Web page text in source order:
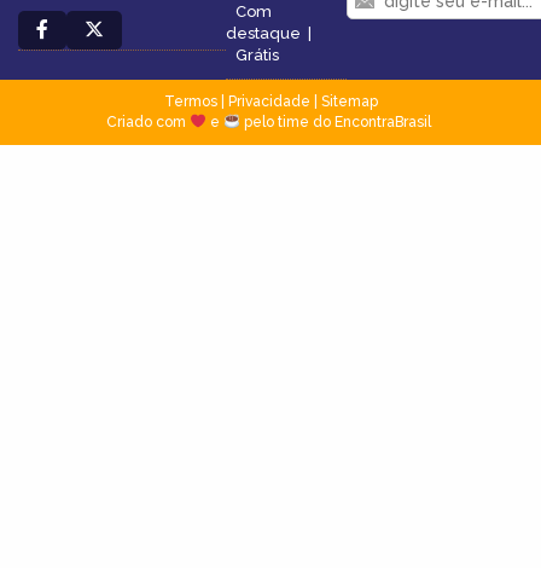
Com
destaque
Grátis
Termos| Privacidade
Sitemap
Criado com
e pelo time do EncontraBrasil